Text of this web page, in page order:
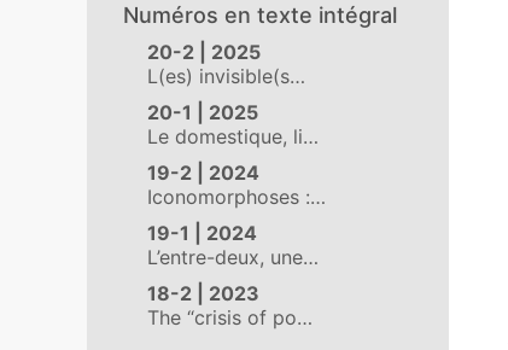
Numéros en texte intégral
20-2 | 2025
L(es) invisible(s…
20-1 | 2025
Le domestique, li…
19-2 | 2024
Iconomorphoses :…
19-1 | 2024
L’entre-deux, une…
18-2 | 2023
The “crisis of po…